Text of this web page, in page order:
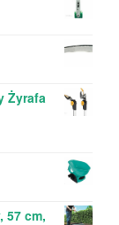
Żyrafa
57 cm,